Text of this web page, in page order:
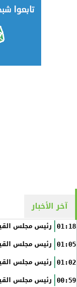
آخر الأخبار
01:18 رئيس مجلس
01:05 رئيس مجلس
01:02 رئيس مجلس
00:59 رئيس مجلس